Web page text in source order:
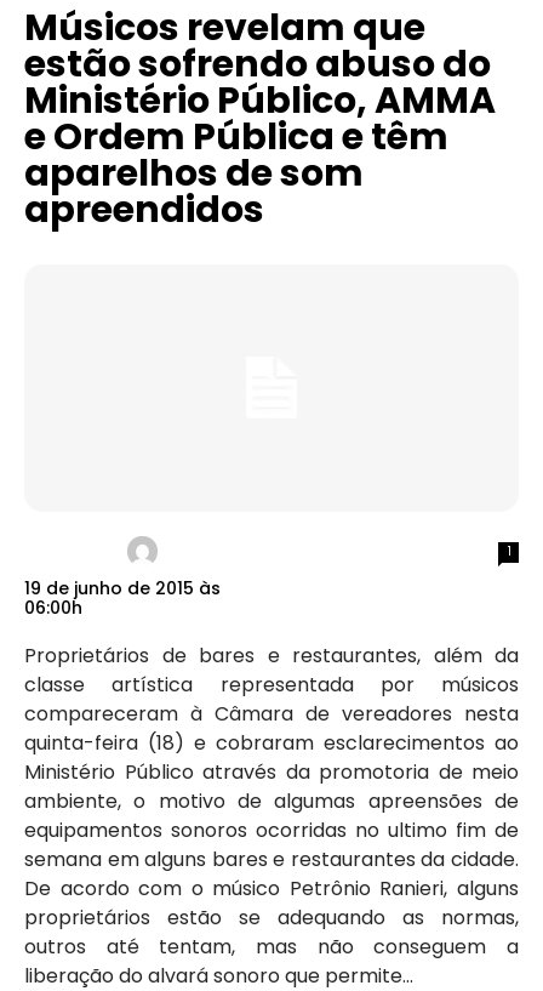
Músicos revelam que
estão sofrendo abuso do
Ministério Público, AMMA
e Ordem Pública e têm
aparelhos de som
apreendidos
19 de junho de 2015 às
06:00h
1
Proprietários de bares e restaurantes, além da
classe artística representada por músicos
compareceram à Câmara de vereadores nesta
quinta-feira (18) e cobraram esclarecimentos ao
Ministério Público através da promotoria de meio
ambiente, o motivo de algumas apreensões de
equipamentos sonoros ocorridas no ultimo fim de
semana em alguns bares e restaurantes da cidade.
De acordo com o músico Petrônio Ranieri, alguns
proprietários estão se adequando as normas,
outros até tentam, mas não conseguem a
liberação do alvará sonoro que permite...